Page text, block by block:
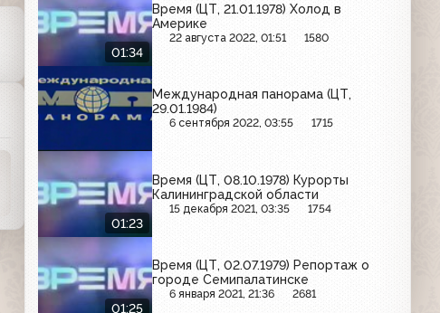
01:34
Время (ЦТ, 21.01.1978) Холод в
Америке
22 августа 2022, 01:51 1580
Международная панорама (ЦТ,
29.01.1984)
6 сентября 2022, 03:55 1715
01:23
Время (ЦТ, 08.10.1978) Курорты
Калининградской области
15 декабря 2021, 03:35 1754
01:25
Время (ЦТ, 02.07.1979) Репортаж о
городе Семипалатинске
6 января 2021, 21:36 2681